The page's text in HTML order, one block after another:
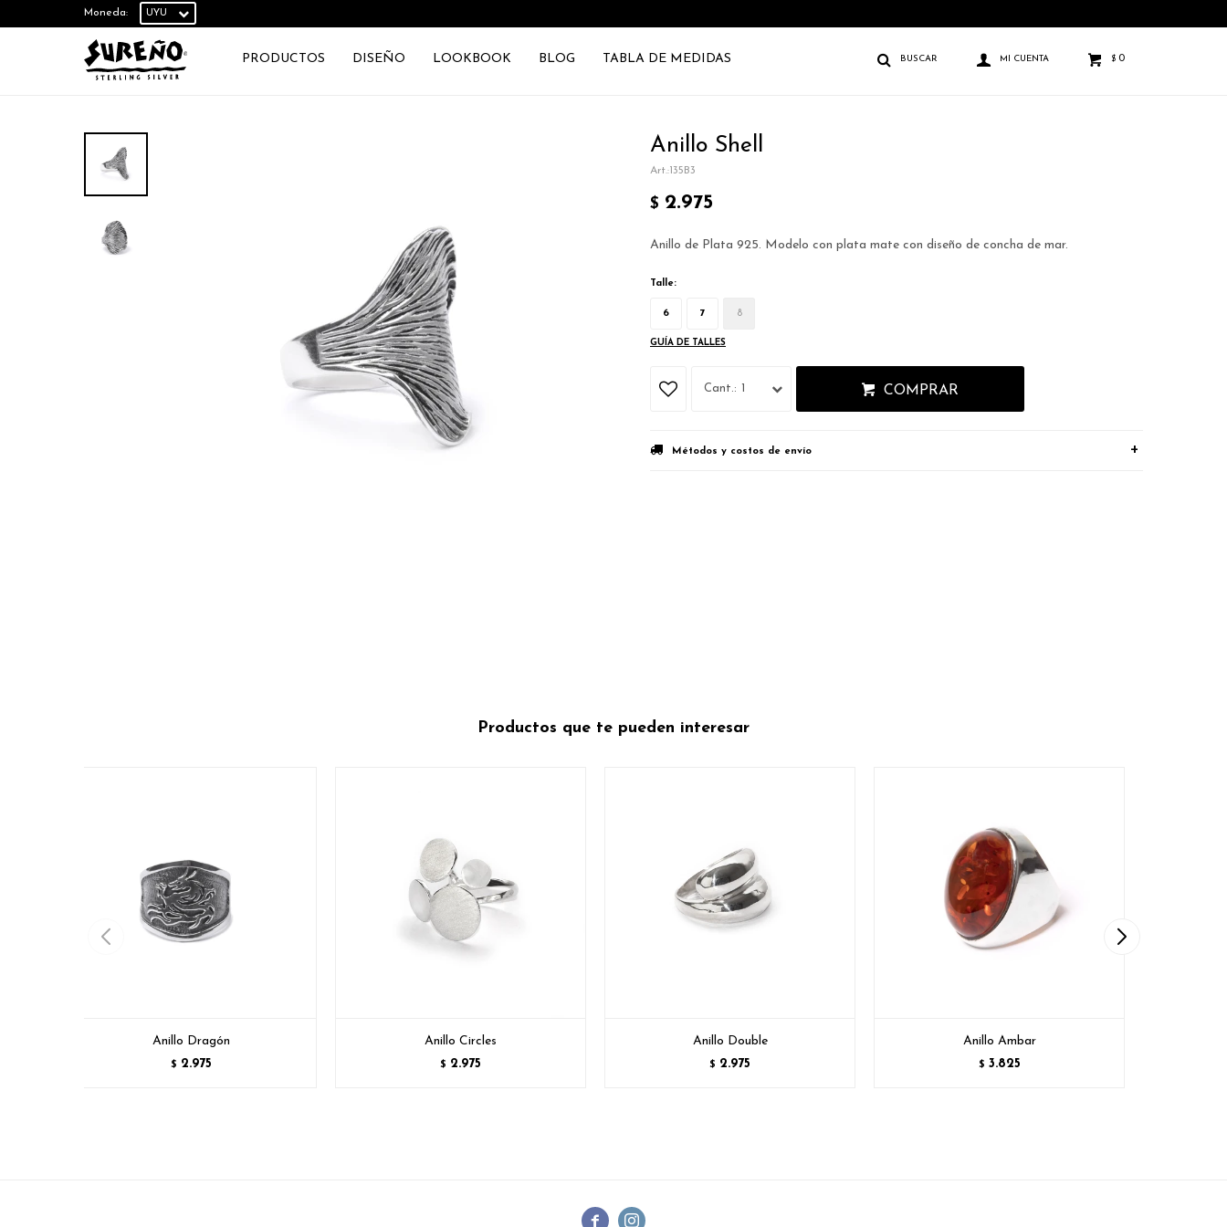
PRODUCTOS DISEÑO LOOKBOOK BLOG TABLA DE MEDIDAS $ 0
Moneda:
Anillo Shell
135B3
$ 2.975
Anillo de Plata 925. Modelo con plata mate con diseño de concha de mar.
Talle:
6 7 8
GUÍA DE TALLES
1 COMPRAR
Métodos y costos de envío
Productos que te pueden interesar
Anillo Dragón
$ 2.975
Anillo Circles
$ 2.975
Anillo Double
$ 2.975
Anillo Ambar
$ 3.825
 